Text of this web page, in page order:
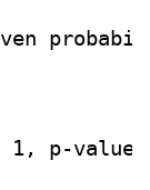
1, p-value